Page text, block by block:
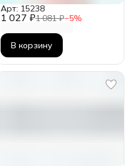
1 027 ₽1 081 ₽−5%
Арт: 15238
В корзину